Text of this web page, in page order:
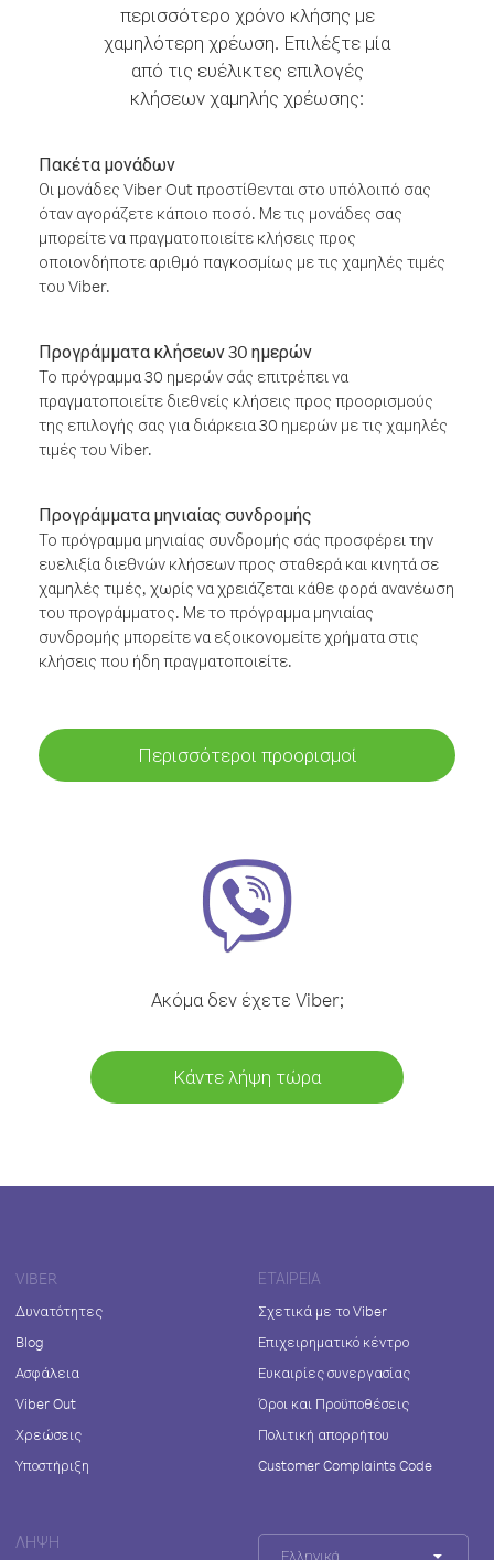
περισσότερο χρόνο κλήσης με
χαμηλότερη χρέωση. Επιλέξτε μία
από τις ευέλικτες επιλογές
κλήσεων χαμηλής χρέωσης:
Πακέτα μονάδων
Οι μονάδες Viber Out προστίθενται στο υπόλοιπό σας
όταν αγοράζετε κάποιο ποσό. Με τις μονάδες σας
μπορείτε να πραγματοποιείτε κλήσεις προς
οποιονδήποτε αριθμό παγκοσμίως με τις χαμηλές τιμές
του Viber.
Προγράμματα κλήσεων 30 ημερών
Το πρόγραμμα 30 ημερών σάς επιτρέπει να
πραγματοποιείτε διεθνείς κλήσεις προς προορισμούς
της επιλογής σας για διάρκεια 30 ημερών με τις χαμηλές
τιμές του Viber.
Προγράμματα μηνιαίας συνδρομής
Το πρόγραμμα μηνιαίας συνδρομής σάς προσφέρει την
ευελιξία διεθνών κλήσεων προς σταθερά και κινητά σε
χαμηλές τιμές, χωρίς να χρειάζεται κάθε φορά ανανέωση
του προγράμματος. Με το πρόγραμμα μηνιαίας
συνδρομής μπορείτε να εξοικονομείτε χρήματα στις
κλήσεις που ήδη πραγματοποιείτε.
Περισσότεροι προορισμοί
Ακόμα δεν έχετε Viber;
Κάντε λήψη τώρα
VIBER
Δυνατότητες
Blog
Ασφάλεια
Viber Out
Χρεώσεις
Υποστήριξη
ΕΤΑΙΡΕΊΑ
Σχετικά με το Viber
Επιχειρηματικό κέντρο
Ευκαιρίες συνεργασίας
Όροι και Προϋποθέσεις
Πολιτική απορρήτου
Customer Complaints Code
ΛΉΨΗ
Ελληνικά